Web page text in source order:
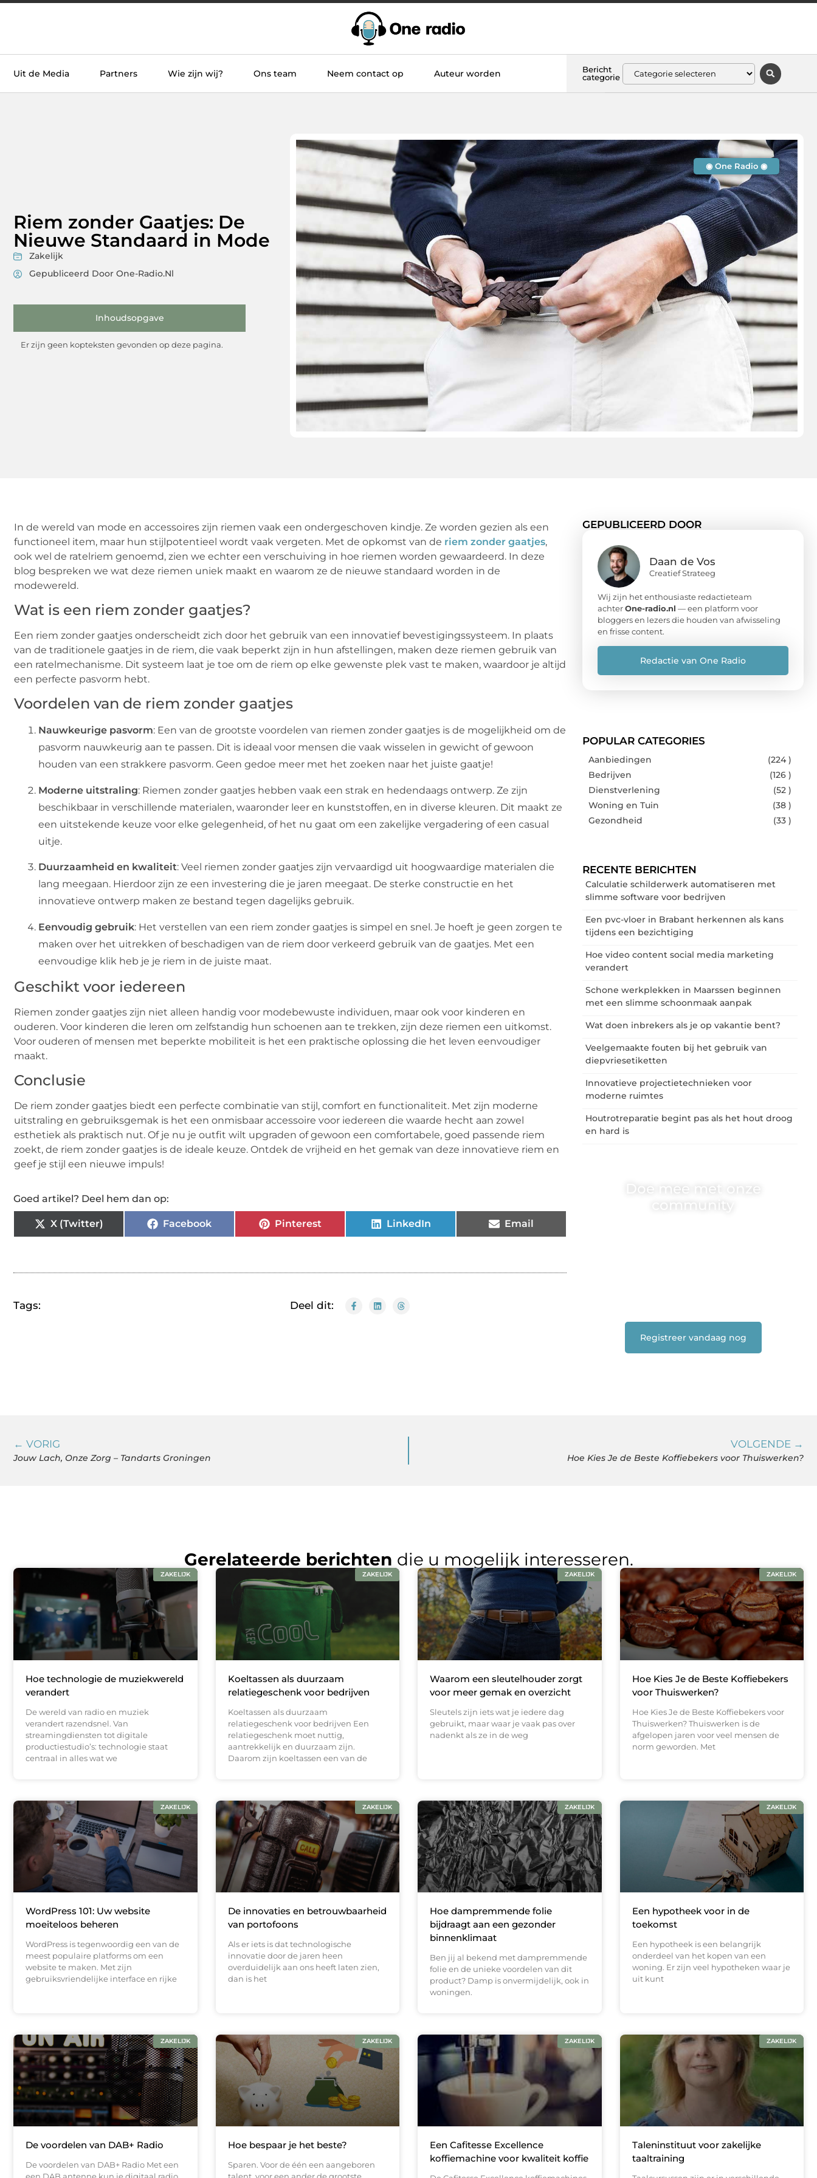
Uit de Media Partners Wie zijn wij? Ons team Neem contact op Auteur worden
Bericht
categorie
Riem zonder Gaatjes: De
Nieuwe Standaard in Mode
Zakelijk
Gepubliceerd Door One-Radio.nl
Inhoudsopgave
Er zijn geen kopteksten gevonden op deze pagina.
◉ One Radio ◉
In de wereld van mode en accessoires zijn riemen vaak een ondergeschoven kindje. Ze worden gezien als een
functioneel item, maar hun stijlpotentieel wordt vaak vergeten. Met de opkomst van de riem zonder gaatjes,
ook wel de ratelriem genoemd, zien we echter een verschuiving in hoe riemen worden gewaardeerd. In deze
blog bespreken we wat deze riemen uniek maakt en waarom ze de nieuwe standaard worden in de
modewereld.
Wat is een riem zonder gaatjes?
Een riem zonder gaatjes onderscheidt zich door het gebruik van een innovatief bevestigingssysteem. In plaats
van de traditionele gaatjes in de riem, die vaak beperkt zijn in hun afstellingen, maken deze riemen gebruik van
een ratelmechanisme. Dit systeem laat je toe om de riem op elke gewenste plek vast te maken, waardoor je altijd
een perfecte pasvorm hebt.
Voordelen van de riem zonder gaatjes
Nauwkeurige pasvorm: Een van de grootste voordelen van riemen zonder gaatjes is de mogelijkheid om de
pasvorm nauwkeurig aan te passen. Dit is ideaal voor mensen die vaak wisselen in gewicht of gewoon
houden van een strakkere pasvorm. Geen gedoe meer met het zoeken naar het juiste gaatje!
Moderne uitstraling: Riemen zonder gaatjes hebben vaak een strak en hedendaags ontwerp. Ze zijn
beschikbaar in verschillende materialen, waaronder leer en kunststoffen, en in diverse kleuren. Dit maakt ze
een uitstekende keuze voor elke gelegenheid, of het nu gaat om een zakelijke vergadering of een casual
uitje.
Duurzaamheid en kwaliteit: Veel riemen zonder gaatjes zijn vervaardigd uit hoogwaardige materialen die
lang meegaan. Hierdoor zijn ze een investering die je jaren meegaat. De sterke constructie en het
innovatieve ontwerp maken ze bestand tegen dagelijks gebruik.
Eenvoudig gebruik: Het verstellen van een riem zonder gaatjes is simpel en snel. Je hoeft je geen zorgen te
maken over het uitrekken of beschadigen van de riem door verkeerd gebruik van de gaatjes. Met een
eenvoudige klik heb je je riem in de juiste maat.
Geschikt voor iedereen
Riemen zonder gaatjes zijn niet alleen handig voor modebewuste individuen, maar ook voor kinderen en
ouderen. Voor kinderen die leren om zelfstandig hun schoenen aan te trekken, zijn deze riemen een uitkomst.
Voor ouderen of mensen met beperkte mobiliteit is het een praktische oplossing die het leven eenvoudiger
maakt.
Conclusie
De riem zonder gaatjes biedt een perfecte combinatie van stijl, comfort en functionaliteit. Met zijn moderne
uitstraling en gebruiksgemak is het een onmisbaar accessoire voor iedereen die waarde hecht aan zowel
esthetiek als praktisch nut. Of je nu je outfit wilt upgraden of gewoon een comfortabele, goed passende riem
zoekt, de riem zonder gaatjes is de ideale keuze. Ontdek de vrijheid en het gemak van deze innovatieve riem en
geef je stijl een nieuwe impuls!
Goed artikel? Deel hem dan op:
X (Twitter) Facebook Pinterest LinkedIn Email
Tags: Deel dit:
GEPUBLICEERD DOOR
Daan de Vos
Creatief Strateeg
Wij zijn het enthousiaste redactieteam
achterOne-radio.nl — een platform voor
bloggers en lezers die houden van afwisseling
en frisse content.
Redactie van One Radio
POPULAR CATEGORIES
Aanbiedingen
(224 )
Bedrijven
(126 )
Dienstverlening
(52 )
Woning en Tuin
(38 )
Gezondheid
(33 )
RECENTE BERICHTEN
Calculatie schilderwerk automatiseren met
slimme software voor bedrijven
Een pvc-vloer in Brabant herkennen als kans
tijdens een bezichtiging
Hoe video content social media marketing
verandert
Schone werkplekken in Maarssen beginnen
met een slimme schoonmaak aanpak
Wat doen inbrekers als je op vakantie bent?
Veelgemaakte fouten bij het gebruik van
diepvriesetiketten
Innovatieve projectietechnieken voor
moderne ruimtes
Houtrotreparatie begint pas als het hout droog
en hard is
Doe mee met onze
community
Registreer vandaag nog
← VORIG
Jouw Lach, Onze Zorg – Tandarts Groningen
VOLGENDE →
Hoe Kies Je de Beste Koffiebekers voor Thuiswerken?
Gerelateerde berichten die u mogelijk interesseren.
ZAKELIJK
Hoe technologie de muziekwereld
verandert
De wereld van radio en muziek
verandert razendsnel. Van
streamingdiensten tot digitale
productiestudio’s: technologie staat
centraal in alles wat we
ZAKELIJK
Koeltassen als duurzaam
relatiegeschenk voor bedrijven
Koeltassen als duurzaam
relatiegeschenk voor bedrijven Een
relatiegeschenk moet nuttig,
aantrekkelijk en duurzaam zijn.
Daarom zijn koeltassen een van de
ZAKELIJK
Waarom een sleutelhouder zorgt
voor meer gemak en overzicht
Sleutels zijn iets wat je iedere dag
gebruikt, maar waar je vaak pas over
nadenkt als ze in de weg
ZAKELIJK
Hoe Kies Je de Beste Koffiebekers
voor Thuiswerken?
Hoe Kies Je de Beste Koffiebekers voor
Thuiswerken? Thuiswerken is de
afgelopen jaren voor veel mensen de
norm geworden. Met
ZAKELIJK
WordPress 101: Uw website
moeiteloos beheren
WordPress is tegenwoordig een van de
meest populaire platforms om een ​​
website te maken. Met zijn
gebruiksvriendelijke interface en rijke
ZAKELIJK
De innovaties en betrouwbaarheid
van portofoons
Als er iets is dat technologische
innovatie door de jaren heen
overduidelijk aan ons heeft laten zien,
dan is het
ZAKELIJK
Hoe dampremmende folie
bijdraagt aan een gezonder
binnenklimaat
Ben jij al bekend met dampremmende
folie en de unieke voordelen van dit
product? Damp is onvermijdelijk, ook in
woningen.
ZAKELIJK
Een hypotheek voor in de
toekomst
Een hypotheek is een belangrijk
onderdeel van het kopen van een
woning. Er zijn veel hypotheken waar je
uit kunt
ZAKELIJK
De voordelen van DAB+ Radio
De voordelen van DAB+ Radio Met een
ZAKELIJK
Hoe bespaar je het beste?
Sparen. Voor de één een aangeboren
ZAKELIJK
Een Cafitesse Excellence
koffiemachine voor kwaliteit koffie
ZAKELIJK
Taleninstituut voor zakelijke
taaltraining